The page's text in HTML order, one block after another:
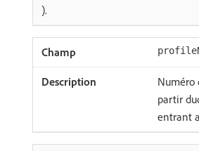
).
Numéro
partir
entrant